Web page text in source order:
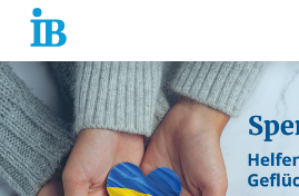
Springe zum Inhalt